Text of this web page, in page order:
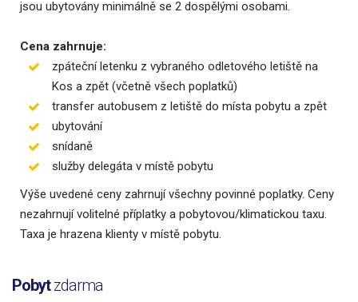
jsou ubytovány minimálně se 2 dospělými osobami.
Cena zahrnuje:
zpáteční letenku z vybraného odletového letiště na
Kos a zpět (včetně všech poplatků)
transfer autobusem z letiště do místa pobytu a zpět
ubytování
snídaně
služby delegáta v místě pobytu
Výše uvedené ceny zahrnují všechny povinné poplatky. Ceny
nezahrnují volitelné příplatky a pobytovou/klimatickou taxu.
Taxa je hrazena klienty v místě pobytu.
Pobytzdarma